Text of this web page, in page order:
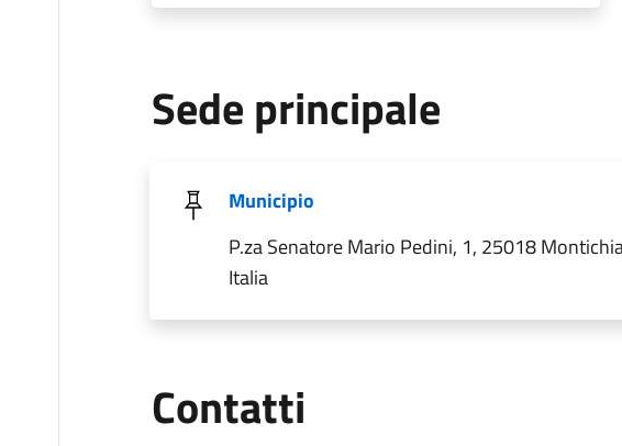
Sede principale
Municipio
P.za Senatore Mario Pedini, 1, 25018
Italia
Contatti